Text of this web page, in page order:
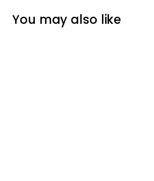
You may also like